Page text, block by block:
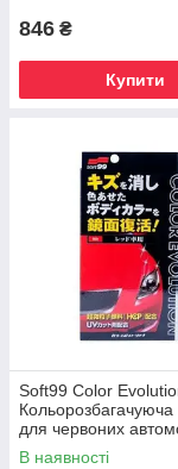
846 ₴
Купити
Soft99 Color
Кольорозбагачуюча
для червоних
100 мл
В наявності